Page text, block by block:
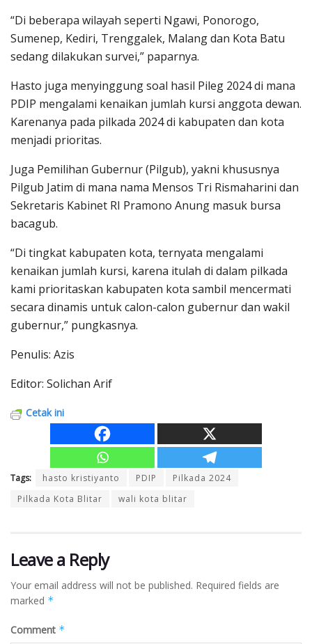
“Di beberapa wilayah seperti Ngawi, Ponorogo,
Sumenep, Kediri, Trenggalek, Malang dan Kota Batu
sedang dilakukan survei,” paparnya.
Hasto juga menyinggung soal hasil Pileg 2024 di mana
PDIP mengalami kenaikan jumlah kursi anggota dewan.
Karenanya pada pilkada 2024 di kabupaten dan kota
menjadi prioritas.
Juga Pemilihan Gubernur (Pilgub), yakni khususnya
Pilgub Jatim di mana nama Mensos Tri Rismaharini dan
Sekretaris Kabinet RI Pramono Anung masuk bursa
bacagub.
“Di tingkat kabupaten kota, ternyata mengalami
kenaikan jumlah kursi, karena itulah di dalam pilkada
kami prioritaskan kabupaten kota sambil mencermati
secara dinamis untuk calon-calon gubernur dan wakil
gubernur,” pungkasnya.
Penulis: Azis
Editor: Solichan Arif
Cetak ini
Tags: hasto kristiyanto PDIP
Pilkada 2024
Pilkada Kota Blitar
wali kota blitar
Leave a Reply
Your email address will not be published. Required fields are
marked *
Comment *